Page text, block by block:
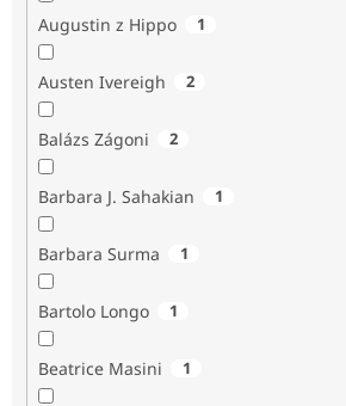
Augustin z Hippo 1
Austen Ivereigh 2
Balázs Zágoni 2
Barbara J. Sahakian 1
Barbara Surma 1
Bartolo Longo 1
Beatrice Masini 1